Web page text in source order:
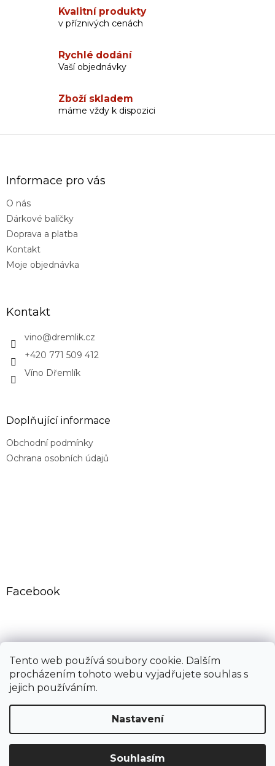
Tento web používá soubory cookie. Dalším
procházením tohoto webu vyjadřujete souhlas s
jejich používáním.
Nastavení
Souhlasím
c
í
p
p
s
Kvalitní produkty
v příznivých cenách
Rychlé dodání
Vaší objednávky
Zboží skladem
máme vždy k dispozici
Informace pro vás
O nás
Dárkové balíčky
Doprava a platba
Kontakt
Moje objednávka
Kontakt
vino@dremlik.cz
+420 771 509 412
Víno Dřemlík
Doplňující informace
Obchodní podmínky
Ochrana osobních údajů
Facebook
Copyright 2026Dřemlík s.r.o.. Všechna práva vyhrazena.
Upravit nastavení cookies